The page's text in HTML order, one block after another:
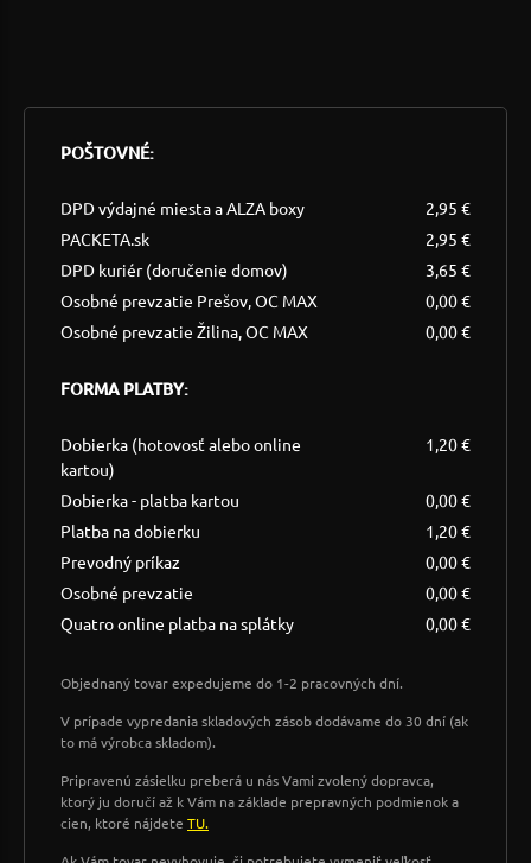
POŠTOVNÉ:
DPD výdajné miesta a ALZA boxy
2,95 €
PACKETA.sk
2,95 €
DPD kuriér (doručenie domov)
3,65 €
Osobné prevzatie Prešov, OC MAX
0,00 €
Osobné prevzatie Žilina, OC MAX
0,00 €
FORMA PLATBY:
Dobierka (hotovosť alebo online
kartou)
1,20 €
Dobierka - platba kartou
0,00 €
Platba na dobierku
1,20 €
Prevodný príkaz
0,00 €
Osobné prevzatie
0,00 €
Quatro online platba na splátky
0,00 €
Objednaný tovar expedujeme do 1-2 pracovných dní.
V prípade vypredania skladových zásob dodávame do 30 dní (ak
to má výrobca skladom).
Pripravenú zásielku preberá u nás Vami zvolený dopravca,
ktorý ju doručí až k Vám na základe prepravných podmienok a
cien, ktoré nájdete TU.